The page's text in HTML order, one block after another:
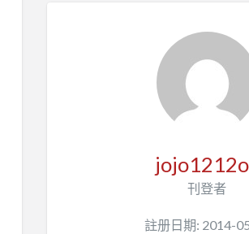
刊登者
註册日期: 2014-